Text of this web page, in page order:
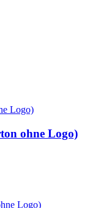
ohne Logo)